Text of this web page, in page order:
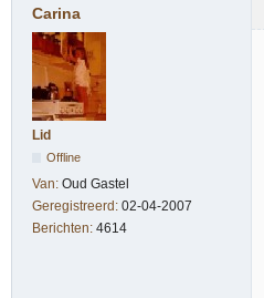
Carina
Lid
Offline
Van: Oud Gastel
Geregistreerd: 02-04-2007
Berichten: 4614